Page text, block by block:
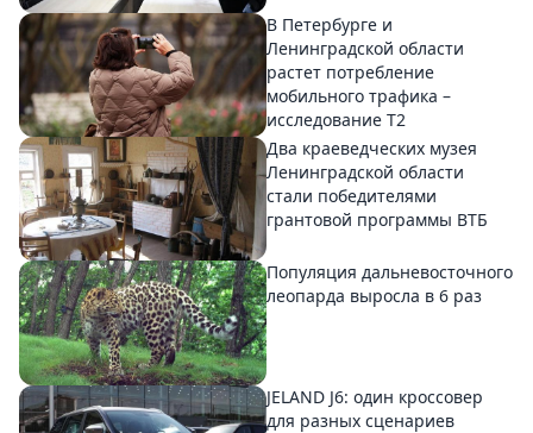
В Петербурге и
Ленинградской области
растет потребление
мобильного трафика –
исследование T2
Два краеведческих музея
Ленинградской области
стали победителями
грантовой программы ВТБ
Популяция дальневосточного
леопарда выросла в 6 раз
JELAND J6: один кроссовер
для разных сценариев